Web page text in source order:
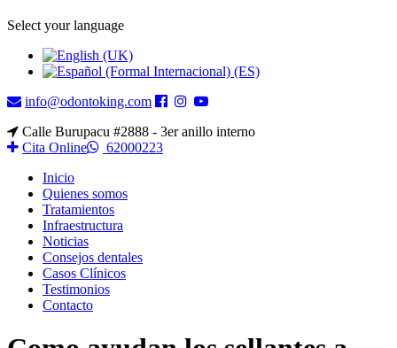
Select your language
info@odontoking.com
Calle Burupacu #2888 - 3er anillo interno
Cita Online
62000223
Inicio
Quienes somos
Tratamientos
Infraestructura
Noticias
Consejos dentales
Casos Clínicos
Testimonios
Contacto